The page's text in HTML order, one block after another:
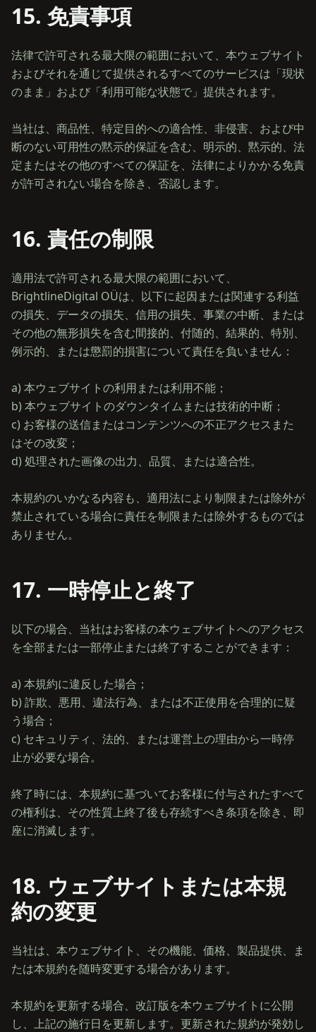
15. 免責事項
法律で許可される最大限の範囲において、本ウェブサイト
およびそれを通じて提供されるすべてのサービスは「現状
のまま」および「利用可能な状態で」提供されます。
当社は、商品性、特定目的への適合性、非侵害、および中
断のない可用性の黙示的保証を含む、明示的、黙示的、法
定またはその他のすべての保証を、法律によりかかる免責
16. 責任の制限
適用法で許可される最大限の範囲において、
BrightlineDigital OÜは、以下に起因または関連する利益
の損失、データの損失、信用の損失、事業の中断、または
その他の無形損失を含む間接的、付随的、結果的、特別、
例示的、または懲罰的損害について責任を負いません：
a) 本ウェブサイトの利用または利用不能；
b) 本ウェブサイトのダウンタイムまたは技術的中断；
c) お客様の送信またはコンテンツへの不正アクセスまた
はその改変；
d) 処理された画像の出力、品質、または適合性。
本規約のいかなる内容も、適用法により制限または除外が
禁止されている場合に責任を制限または除外するものでは
17. 一時停止と終了
以下の場合、当社はお客様の本ウェブサイトへのアクセス
を全部または一部停止または終了することができます：
a) 本規約に違反した場合；
b) 詐欺、悪用、違法行為、または不正使用を合理的に疑
う場合；
c) セキュリティ、法的、または運営上の理由から一時停
止が必要な場合。
終了時には、本規約に基づいてお客様に付与されたすべて
の権利は、その性質上終了後も存続すべき条項を除き、即
18. ウェブサイトまたは本規
約の変更
当社は、本ウェブサイト、その機能、価格、製品提供、ま
たは本規約を随時変更する場合があります。
本規約を更新する場合、改訂版を本ウェブサイトに公開
し、上記の施行日を更新します。更新された規約が発効し